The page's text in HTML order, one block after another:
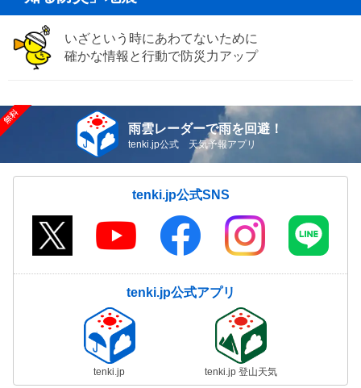
いざという時にあわてないために
確かな情報と行動で防災力アップ
雨雲レーダーで雨を回避！
tenki.jp公式 天気予報アプリ
tenki.jp公式SNS
tenki.jp公式アプリ
tenki.jp tenki.jp 登山天気